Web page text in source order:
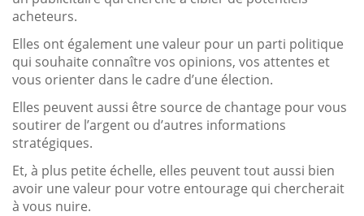
acheteurs.
Elles ont également une valeur pour un parti politique
qui souhaite connaître vos opinions, vos attentes et
vous orienter dans le cadre d’une élection.
Elles peuvent aussi être source de chantage pour vous
soutirer de l’argent ou d’autres informations
stratégiques.
Et, à plus petite échelle, elles peuvent tout aussi bien
avoir une valeur pour votre entourage qui chercherait
à vous nuire.